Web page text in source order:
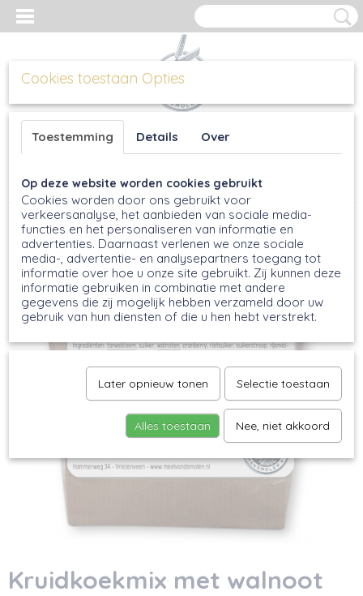
Inloggen Registreren
Home >Bakmixen>Kruidkoekmix met walnoot en cranberry
Kruidkoekmix met walnoot
Cookies toestaan Opties
Toestemming Details Over
Op deze website worden cookies gebruikt
Cookies worden door ons gebruikt voor
verkeersanalyse, het aanbieden van sociale media-
functies en het personaliseren van informatie en
advertenties. Daarnaast verlenen we onze sociale
media-, advertentie- en analysepartners toegang tot
informatie over hoe u onze site gebruikt. Zij kunnen deze
informatie gebruiken in combinatie met andere
gegevens die zij mogelijk hebben verzameld door uw
gebruik van hun diensten of die u hen hebt verstrekt.
Later opnieuw tonen Selectie toestaan
Alles toestaan Nee, niet akkoord